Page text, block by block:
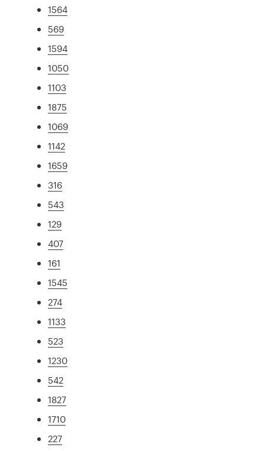
1564
569
1594
1050
1103
1875
1069
1142
1659
316
543
129
407
161
1545
274
1133
523
1230
542
1827
1710
227